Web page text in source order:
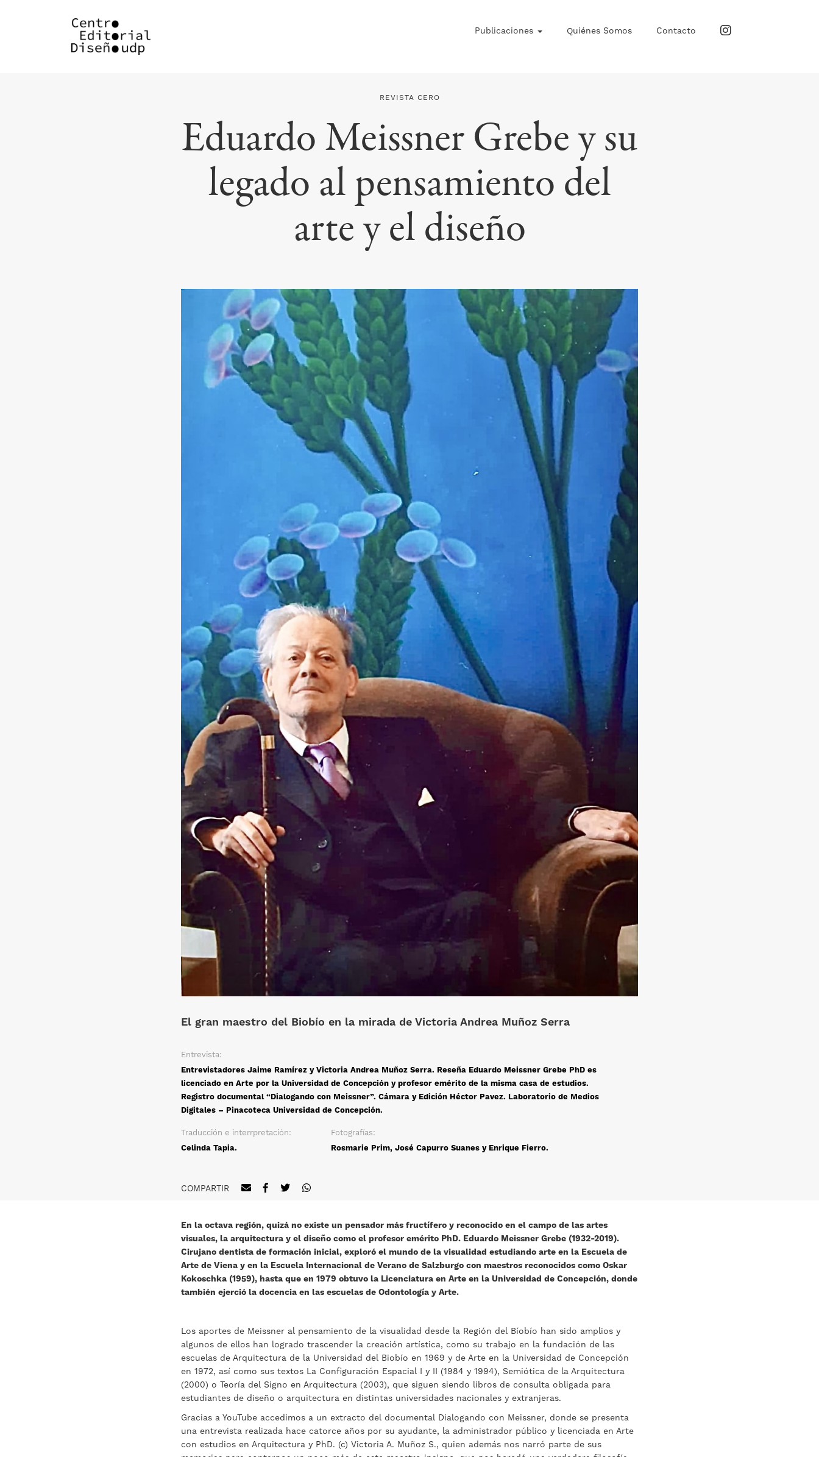
Publicaciones Quiénes Somos Contacto
REVISTA CERO
Eduardo Meissner Grebe y su
legado al pensamiento del
arte y el diseño
El gran maestro del Biobío en la mirada de Victoria Andrea Muñoz Serra
Entrevista:
Entrevistadores Jaime Ramírez y Victoria Andrea Muñoz Serra. Reseña Eduardo Meissner Grebe PhD es
licenciado en Arte por la Universidad de Concepción y profesor emérito de la misma casa de estudios.
Registro documental “Dialogando con Meissner”. Cámara y Edición Héctor Pavez. Laboratorio de Medios
Digitales – Pinacoteca Universidad de Concepción.
Traducción e interrpretación:
Celinda Tapia.
Fotografías:
Rosmarie Prim, José Capurro Suanes y Enrique Fierro.
COMPARTIR
En la octava región, quizá no existe un pensador más fructífero y reconocido en el campo de las artes
visuales, la arquitectura y el diseño como el profesor emérito PhD. Eduardo Meissner Grebe (1932-2019).
Cirujano dentista de formación inicial, exploró el mundo de la visualidad estudiando arte en la Escuela de
Arte de Viena y en la Escuela Internacional de Verano de Salzburgo con maestros reconocidos como Oskar
Kokoschka (1959), hasta que en 1979 obtuvo la Licenciatura en Arte en la Universidad de Concepción, donde
también ejerció la docencia en las escuelas de Odontología y Arte.
Los aportes de Meissner al pensamiento de la visualidad desde la Región del Bíobío han sido amplios y
algunos de ellos han logrado trascender la creación artística, como su trabajo en la fundación de las
escuelas de Arquitectura de la Universidad del Biobío en 1969 y de Arte en la Universidad de Concepción
en 1972, así como sus textos La Configuración Espacial I y II (1984 y 1994), Semiótica de la Arquitectura
(2000) o Teoría del Signo en Arquitectura (2003), que siguen siendo libros de consulta obligada para
estudiantes de diseño o arquitectura en distintas universidades nacionales y extranjeras.
Gracias a YouTube accedimos a un extracto del documental Dialogando con Meissner, donde se presenta
una entrevista realizada hace catorce años por su ayudante, la administrador público y licenciada en Arte
con estudios en Arquitectura y PhD. (c) Victoria A. Muñoz S., quien además nos narró parte de sus